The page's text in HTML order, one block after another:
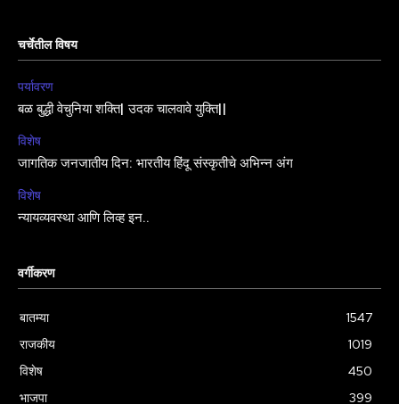
चर्चेतील विषय
पर्यावरण
बळ बुद्धी वेचुनिया शक्ति| उदक चालवावे युक्ति||
विशेष
जागतिक जनजातीय दिन: भारतीय हिंदू संस्कृतीचे अभिन्न अंग
विशेष
न्यायव्यवस्था आणि लिव्ह इन..
वर्गीकरण
बातम्या
1547
राजकीय
1019
विशेष
450
भाजपा
399